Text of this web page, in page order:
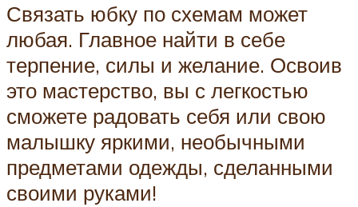
Связать юбку по схемам может
любая. Главное найти в себе
терпение, силы и желание. Освоив
это мастерство, вы с легкостью
сможете радовать себя или свою
малышку яркими, необычными
предметами одежды, сделанными
своими руками!